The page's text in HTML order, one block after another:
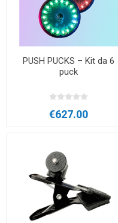
PUSH PUCKS – Kit da 6
puck
€627.00